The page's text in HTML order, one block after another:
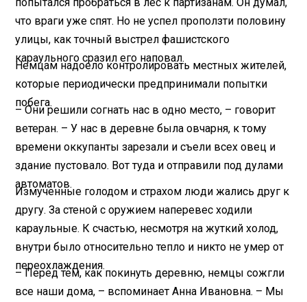
что враги уже спят. Но не успел проползти половину
улицы, как точный выстрел фашистского
караульного сразил его наповал.
Немцам надоело контролировать местных жителей,
которые периодически предпринимали попытки
побега.
– Они решили согнать нас в одно место, – говорит
ветеран. – У нас в деревне была овчарня, к тому
времени оккупанты зарезали и съели всех овец и
здание пустовало. Вот туда и отправили под дулами
автоматов.
Измученные голодом и страхом люди жались друг к
другу. За стеной с оружием наперевес ходили
караульные. К счастью, несмотря на жуткий холод,
внутри было относительно тепло и никто не умер от
переохлаждения.
– Перед тем, как покинуть деревню, немцы сожгли
все наши дома, – вспоминает Анна Ивановна. – Мы